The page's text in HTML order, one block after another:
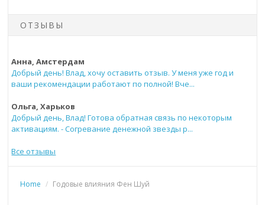
ОТЗЫВЫ
Анна, Амстердам
Добрый день! Влад, хочу оставить отзыв. У меня уже год и
ваши рекомендации работают по полной! Вче...
Ольга, Харьков
Добрый день, Влад! Готова обратная связь по некоторым
активациям. - Согревание денежной звезды р...
Все отзывы
Home / Годовые влияния Фен Шуй